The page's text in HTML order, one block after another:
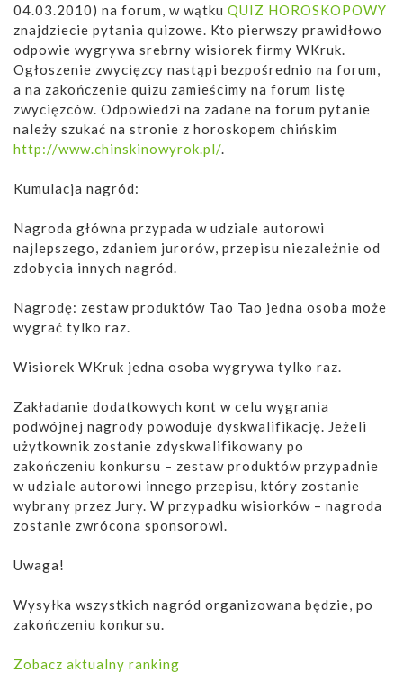
04.03.2010) na forum, w wątku QUIZ HOROSKOPOWY
znajdziecie pytania quizowe. Kto pierwszy prawidłowo
odpowie wygrywa srebrny wisiorek firmy WKruk.
Ogłoszenie zwycięzcy nastąpi bezpośrednio na forum,
a na zakończenie quizu zamieścimy na forum listę
zwycięzców. Odpowiedzi na zadane na forum pytanie
należy szukać na stronie z horoskopem chińskim
http://www.chinskinowyrok.pl/.
Kumulacja nagród:
Nagroda główna przypada w udziale autorowi
najlepszego, zdaniem jurorów, przepisu niezależnie od
zdobycia innych nagród.
Nagrodę: zestaw produktów Tao Tao jedna osoba może
wygrać tylko raz.
Wisiorek WKruk jedna osoba wygrywa tylko raz.
Zakładanie dodatkowych kont w celu wygrania
podwójnej nagrody powoduje dyskwalifikację. Jeżeli
użytkownik zostanie zdyskwalifikowany po
zakończeniu konkursu – zestaw produktów przypadnie
w udziale autorowi innego przepisu, który zostanie
wybrany przez Jury. W przypadku wisiorków – nagroda
zostanie zwrócona sponsorowi.
Uwaga!
Wysyłka wszystkich nagród organizowana będzie, po
zakończeniu konkursu.
Zobacz aktualny ranking